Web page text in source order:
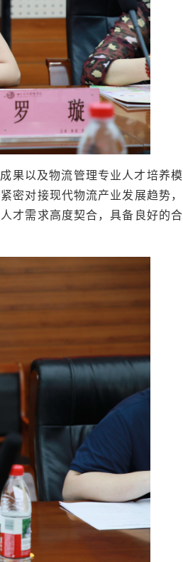
果以及物流管理专业人才培养模
密对接现代物流产业发展趋势，
才需求高度契合，具备良好的合